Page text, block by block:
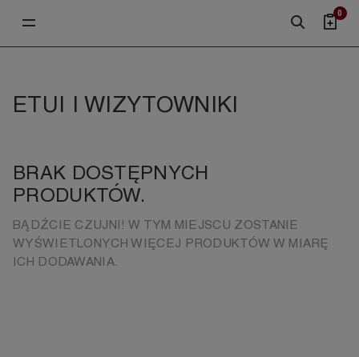
0
ETUI I WIZYTOWNIKI
BRAK DOSTĘPNYCH
PRODUKTÓW.
BĄDŹCIE CZUJNI! W TYM MIEJSCU ZOSTANIE
WYŚWIETLONYCH WIĘCEJ PRODUKTÓW W MIARĘ
ICH DODAWANIA.